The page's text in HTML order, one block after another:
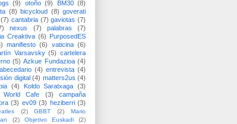
(9) otoño (9) BM30 (8)
(8) bicycloud (8) goverati
(7) cantabria (7) gaviotas (7)
nexus (7) palabras
(7)
Creaktiva (6) PurposedES
manifiesto (6) vaticina (6)
Varsavsky (5) cartelera
(5) Azkue Fundazioa (4)
abecedario (4) entrevista (4)
digital (4) matters2us (4)
(4) Koldo Saratxaga (3)
World Cafe (3)
campaña
(3) ev09 (3) heziberri (3)
(2) GBBT (2)
Mario
(2) Objetivo Euskadi
(2)